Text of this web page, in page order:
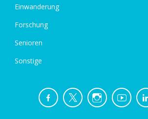
Einwanderung
Forschung
Senioren
Sonstige